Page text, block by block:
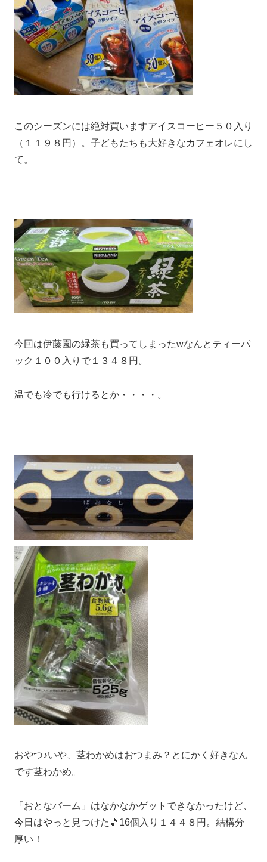
このシーズンには絶対買いますアイスコーヒー５０入り
（１１９８円）。子どもたちも大好きなカフェオレにし
て。
今回は伊藤園の緑茶も買ってしまったwなんとティーパ
ック１００入りで１３４８円。
温でも冷でも行けるとか・・・・。
おやつ♪いや、茎わかめはおつまみ？とにかく好きなん
です茎わかめ。
「おとなバーム」はなかなかゲットできなかったけど、
今日はやっと見つけた🎵16個入り１４４８円。結構分
厚い！